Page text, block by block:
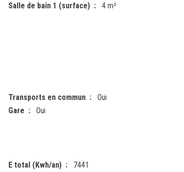
Salle de bain 1 (surface) 4 m²
Transports en commun
Oui
Gare
Oui
E total (Kwh/an)
7441